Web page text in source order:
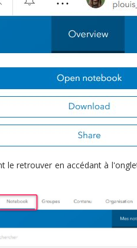
le retrouver en accédant à